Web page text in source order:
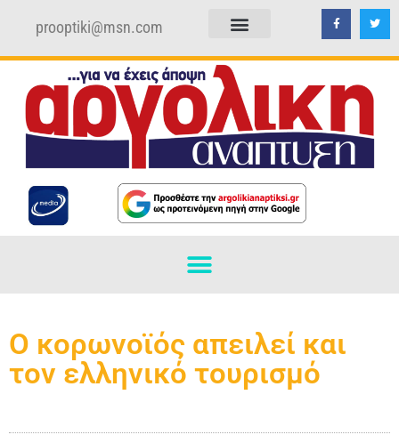
prooptiki@msn.com
Ο κορωνοϊός απειλεί και
τον ελληνικό τουρισμό